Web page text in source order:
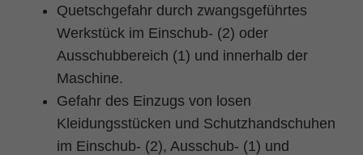
Quetschgefahr durch zwangsgeführtes
Werkstück im Einschub- (2) oder
Ausschubbereich (1) und innerhalb der
Maschine.
Gefahr des Einzugs von losen
Kleidungsstücken und Schutzhandschuhen
im Einschub- (2), Ausschub- (1) und